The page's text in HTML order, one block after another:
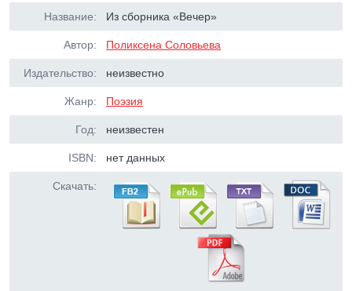
Название: Из сборника «Вечер»
Автор: Поликсена Соловьева
Издательство: неизвестно
Жанр: Поэзия
Год: неизвестен
ISBN: нет данных
Скачать: